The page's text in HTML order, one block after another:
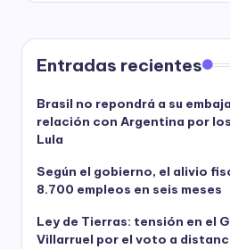
Entradas recientes
Brasil no repondrá a su
relación con Argentina por
Lula
Según el gobierno, el alivio
8.700 empleos en seis meses
Ley de Tierras: tensión en el
Villarruel por el voto a